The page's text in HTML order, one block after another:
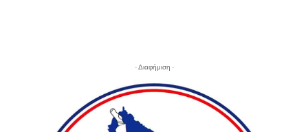
- Διαφήμιση -